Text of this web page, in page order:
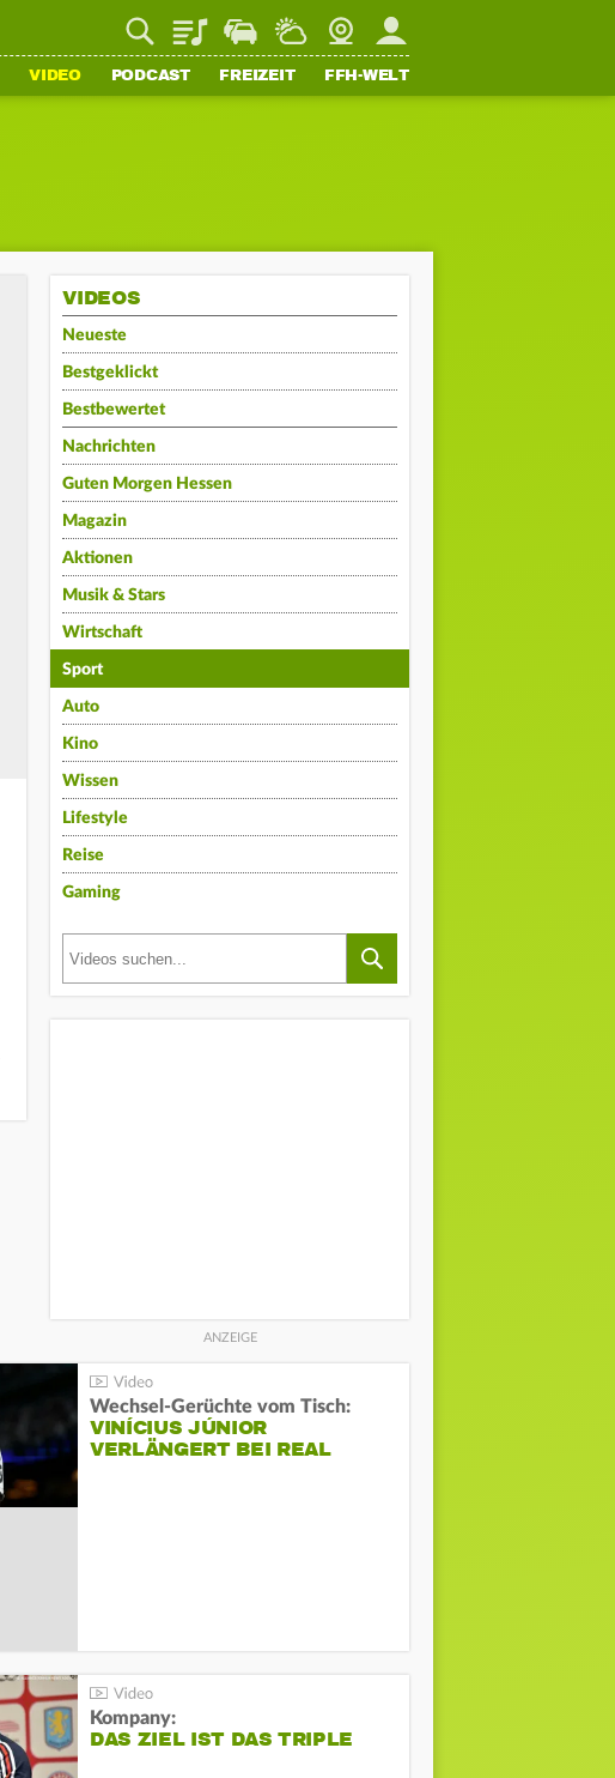
PlaylistStaupilotWetterWebcamMein FFH
VIDEO PODCAST FREIZEIT FFH-WELT
VIDEOS
Neueste
Bestgeklickt
Bestbewertet
Nachrichten
Guten Morgen Hessen
Magazin
Aktionen
Musik & Stars
Wirtschaft
Sport
Auto
Kino
Wissen
Lifestyle
Reise
Gaming
Wechsel-Gerüchte vom Tisch:
VINÍCIUS JÚNIOR
VERLÄNGERT BEI REAL
Kompany:
DAS ZIEL IST DAS TRIPLE